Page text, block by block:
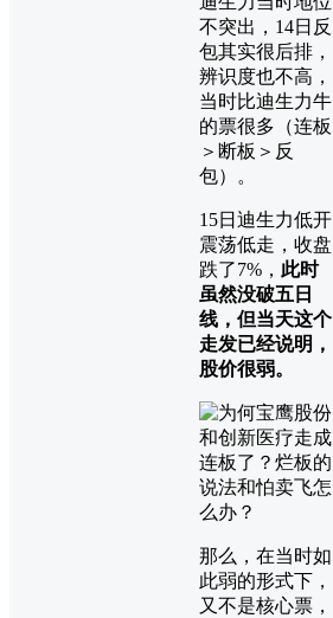
不突出，14日反
包其实很后排，
辨识度也不高，
当时比迪生力牛
的票很多（连板
＞断板＞反
包）。
15日迪生力低开
震荡低走，收盘
跌了7%， 此时
虽然没破五日
线，但当天这个
走发已经说明，
股价很弱。
那么，在当时如
此弱的形式下，
又不是核心票，